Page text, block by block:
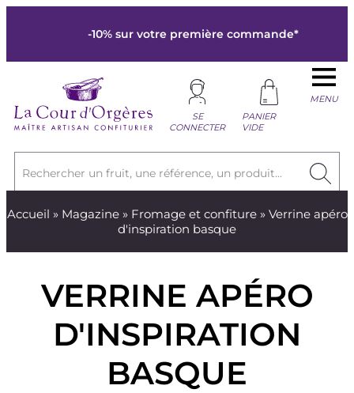
-10% sur votre première commande*
Rechercher un fruit, une référence, un produit...
SE
CONNECTER
PANIER
VIDE
MENU
Accueil » Magazine» Fromage et confiture» Verrine apéro
d'inspiration basque
VERRINE APÉRO
D'INSPIRATION
BASQUE